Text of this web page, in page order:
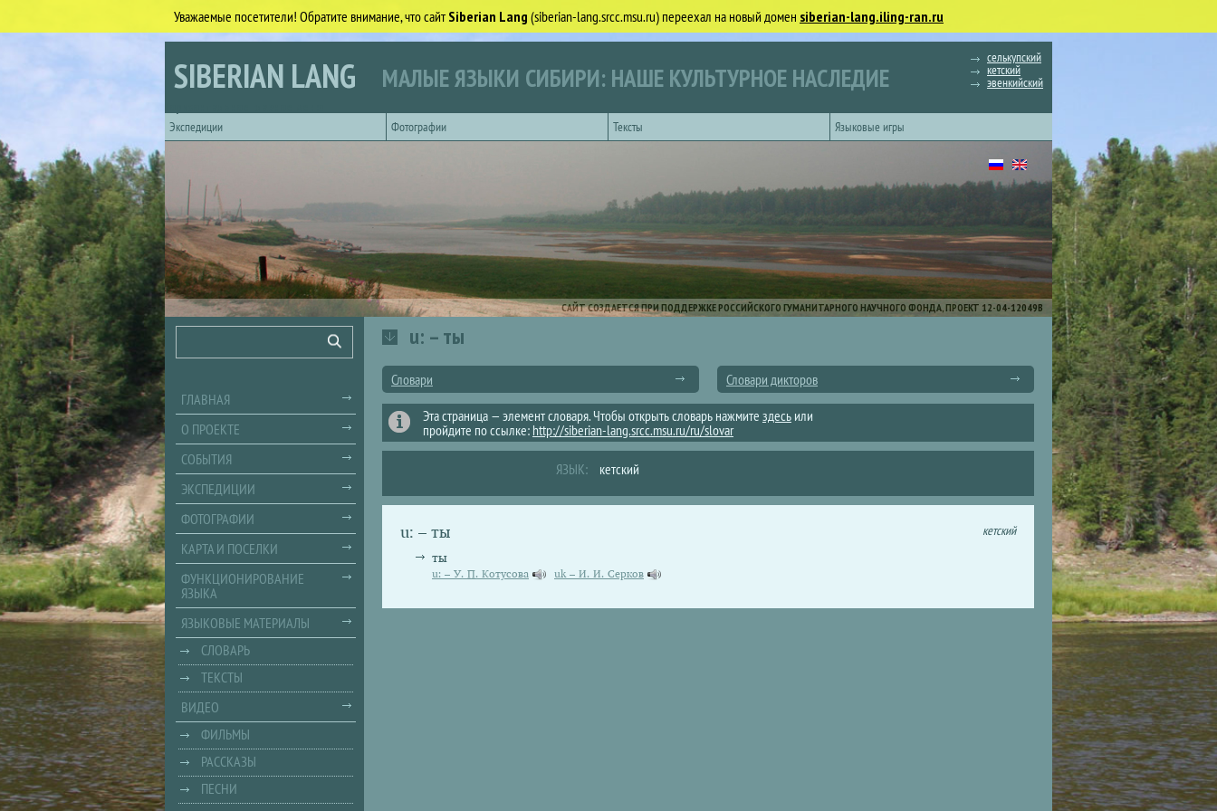
Уважаемые посетители! Обратите внимание, что сайтSiberian Lang (siberian-lang.srcc.msu.ru) переехал на новый домен siberian-lang.iling-ran.ru
SIBERIAN LANG МАЛЫЕ ЯЗЫКИ СИБИРИ: НАШЕ КУЛЬТУРНОЕ НАСЛЕДИЕ
селькупский
кетский
эвенкийский
Экспедиции
Фотографии Тексты Языковые игры
САЙТ СОЗДАЕТСЯ ПРИ ПОДДЕРЖКЕ РОССИЙСКОГО ГУМАНИТАРНОГО НАУЧНОГО ФОНДА, ПРОЕКТ 12-04-12049В
u: – ты
Словари
Словари дикторов
Эта страница — элемент словаря. Чтобы открыть словарь нажмите здесь или
пройдите по ссылке: http://siberian-lang.srcc.msu.ru/ru/slovar
ЯЗЫК: кетский
u: – ты кетский
ты
u: – У. П. Котусова uk – И. И. Серков
Поиск
ГЛАВНАЯ
О ПРОЕКТЕ
СОБЫТИЯ
ЭКСПЕДИЦИИ
ФОТОГРАФИИ
КАРТА И ПОСЕЛКИ
ФУНКЦИОНИРОВАНИЕ
ЯЗЫКА
ЯЗЫКОВЫЕ МАТЕРИАЛЫ
СЛОВАРЬ
ТЕКСТЫ
ВИДЕО
ФИЛЬМЫ
РАССКАЗЫ
ПЕСНИ